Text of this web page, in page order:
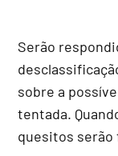
Serão
sobre a
tentada.
quesitos serão